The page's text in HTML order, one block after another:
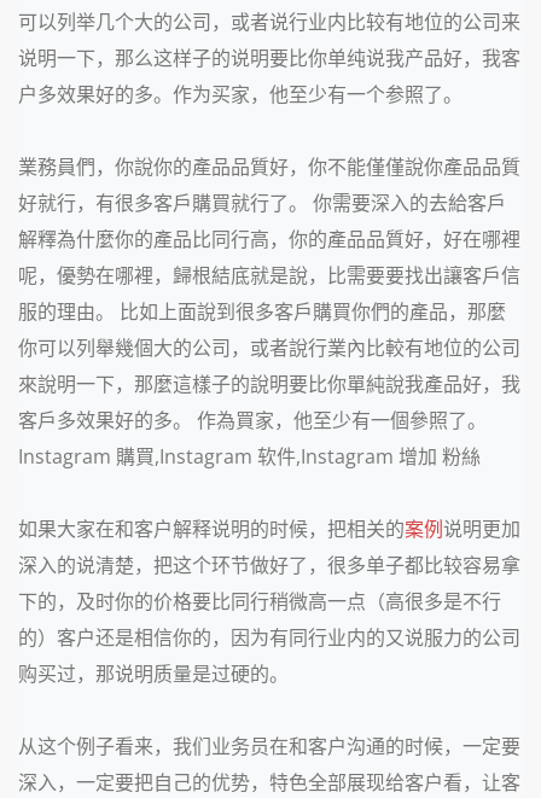
可以列举几个大的公司，或者说行业内比较有地位的公司来
说明一下，那么这样子的说明要比你单纯说我产品好，我客
户多效果好的多。作为买家，他至少有一个参照了。
業務員們，你說你的產品品質好，你不能僅僅說你產品品質
好就行，有很多客戶購買就行了。 你需要深入的去給客戶
解釋為什麼你的產品比同行高，你的產品品質好，好在哪裡
呢，優勢在哪裡，歸根結底就是說，比需要要找出讓客戶信
服的理由。 比如上面說到很多客戶購買你們的產品，那麼
你可以列舉幾個大的公司，或者說行業內比較有地位的公司
來說明一下，那麼這樣子的說明要比你單純說我產品好，我
客戶多效果好的多。 作為買家，他至少有一個參照了。
Instagram 購買,Instagram 软件,Instagram 增加 粉絲
如果大家在和客户解释说明的时候，把相关的案例说明更加
深入的说清楚，把这个环节做好了，很多单子都比较容易拿
下的，及时你的价格要比同行稍微高一点（高很多是不行
的）客户还是相信你的，因为有同行业内的又说服力的公司
购买过，那说明质量是过硬的。
从这个例子看来，我们业务员在和客户沟通的时候，一定要
深入，一定要把自己的优势，特色全部展现给客户看，让客